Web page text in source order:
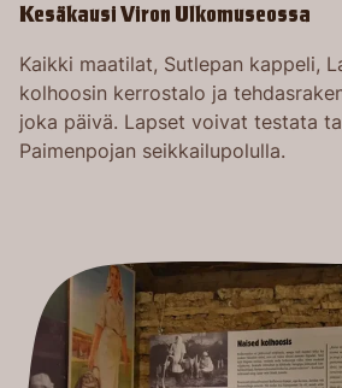
Kesäkausi Viron Ulkomuseossa
Kaikki maatilat, Sutlepan kappeli,
kolhoosin kerrostalo ja
joka päivä. Lapset voivat testata
Paimenpojan seikkailupolulla.